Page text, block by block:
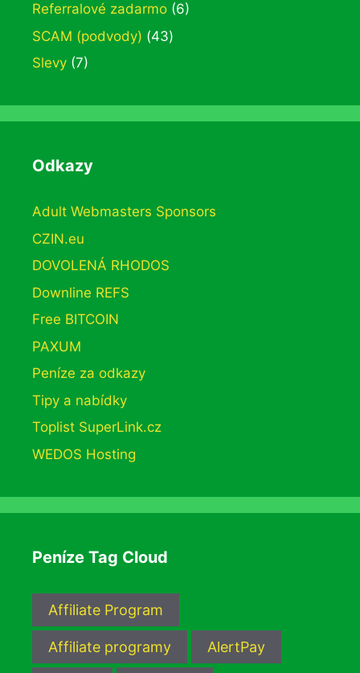
Referralové zadarmo (6)
SCAM (podvody) (43)
Slevy (7)
Odkazy
Adult Webmasters Sponsors
CZIN.eu
DOVOLENÁ RHODOS
Downline REFS
Free BITCOIN
PAXUM
Peníze za odkazy
Tipy a nabídky
Toplist SuperLink.cz
WEDOS Hosting
Peníze Tag Cloud
Affiliate Program
Affiliate programy AlertPay